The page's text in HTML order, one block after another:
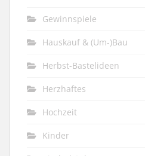
Gewinnspiele
Hauskauf & (Um-)Bau
Herbst-Bastelideen
Herzhaftes
Hochzeit
Kinder